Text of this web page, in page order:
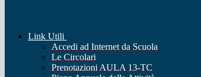
Link Utili
Accedi ad Internet da Scuola
Le Circolari
Prenotazioni AULA 13-TC